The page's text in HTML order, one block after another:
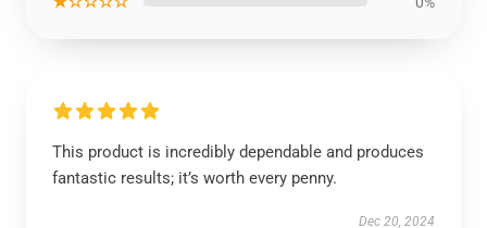
This product is incredibly dependable and produces
fantastic results; it’s worth every penny.
Dec 20, 2024